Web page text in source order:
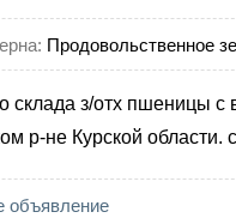
Продовольственное
склада з/отх пшеницы с
р-не Курской области.
объявление